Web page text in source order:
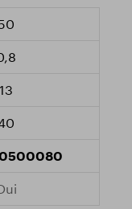
13